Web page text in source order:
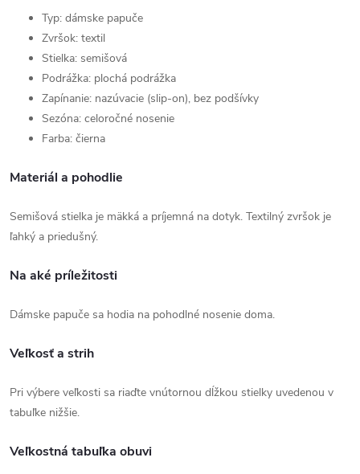
Typ: dámske papuče
Zvršok: textil
Stielka: semišová
Podrážka: plochá podrážka
Zapínanie: nazúvacie (slip-on), bez podšívky
Sezóna: celoročné nosenie
Farba: čierna
Materiál a pohodlie
Semišová stielka je mäkká a príjemná na dotyk. Textilný zvršok je
ľahký a priedušný.
Na aké príležitosti
Dámske papuče sa hodia na pohodlné nosenie doma.
Veľkosť a strih
Pri výbere veľkosti sa riaďte vnútornou dĺžkou stielky uvedenou v
tabuľke nižšie.
Veľkostná tabuľka obuvi